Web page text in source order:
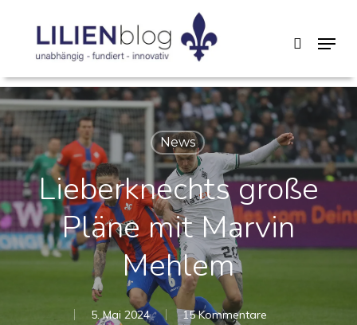
content
search
Menu
News
Lieberknechts große
Pläne mit Marvin
Mehlem
5. Mai 2024 15 Kommentare